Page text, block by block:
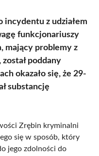
incydentu z udziałem
funkcjonariuszy
mający problemy z
poddany
okazało się, że 29-
substancję
Zrębin kryminalni
się w sposób, który
jego zdolności do